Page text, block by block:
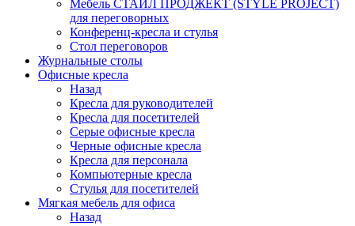
Мебель СТАЙЛ ПРОДЖЕКТ (STYLE PROJECT)
для переговорных
Конференц-кресла и стулья
Стол переговоров
Журнальные столы
Офисные кресла
Назад
Кресла для руководителей
Кресла для посетителей
Серые офисные кресла
Черные офисные кресла
Кресла для персонала
Компьютерные кресла
Стулья для посетителей
Мягкая мебель для офиса
Назад